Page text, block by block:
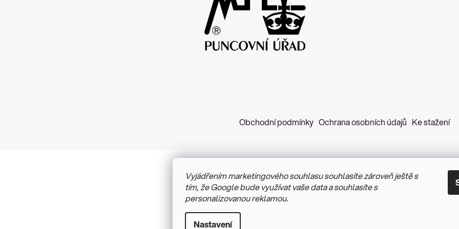
Vyjádřením marketingového souhlasu souhlasíte zároveň ještě s
tím, že Google bude využívat vaše data a souhlasíte s
personalizovanou reklamou.
Nastavení
Obchodní podmínky Ochrana osobních údajů Ke stažení
Copyright 2026Z&H Růžičková. Všechna práva vyhrazena. Upravit